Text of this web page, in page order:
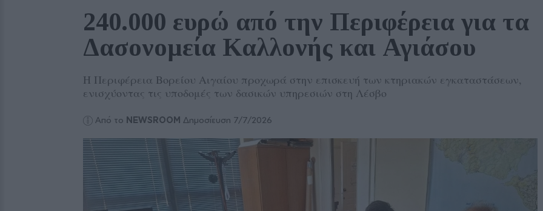
240.000 ευρώ από την Περιφέρεια για τα
Δασονομεία Καλλονής και Αγιάσου
Η Περιφέρεια Βορείου Αιγαίου προχωρά στην επισκευή των κτηριακών εγκαταστάσεων,
ενισχύοντας τις υποδομές των δασικών υπηρεσιών στη Λέσβο
Από το NEWSROOM Δημοσίευση 7/7/2026